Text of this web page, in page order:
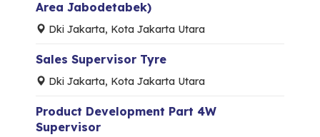
Area Jabodetabek)
Dki Jakarta, Kota Jakarta Utara
Sales Supervisor Tyre
Dki Jakarta, Kota Jakarta Utara
Product Development Part 4W
Supervisor